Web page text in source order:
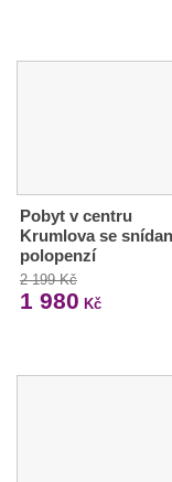
Pobyt v centru
Krumlova se
polopenzí
2 199 Kč
1 980 Kč